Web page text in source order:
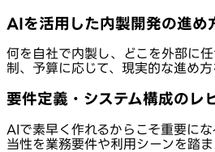
AIを活用した内製開発の進め
何を自社で内製し、どこを外部に
制、予算に応じて、現実的な進め方
要件定義・システム構成のレ
AIで素早く作れるからこそ重要に
当性を業務要件や利用シーンを踏ま